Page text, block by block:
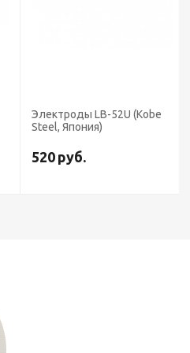
Электроды LB-52U (Kobe
Steel, Япония)
520руб.